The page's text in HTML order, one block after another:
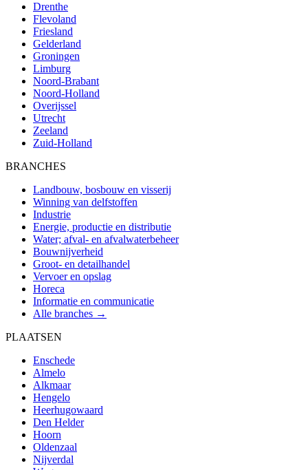
Drenthe
Flevoland
Friesland
Gelderland
Groningen
Limburg
Noord-Brabant
Noord-Holland
Overijssel
Utrecht
Zeeland
Zuid-Holland
BRANCHES
Landbouw, bosbouw en visserij
Winning van delfstoffen
Industrie
Energie, productie en distributie
Water; afval- en afvalwaterbeheer
Bouwnijverheid
Groot- en detailhandel
Vervoer en opslag
Horeca
Informatie en communicatie
Alle branches →
PLAATSEN
Enschede
Almelo
Alkmaar
Hengelo
Heerhugowaard
Den Helder
Hoorn
Oldenzaal
Nijverdal